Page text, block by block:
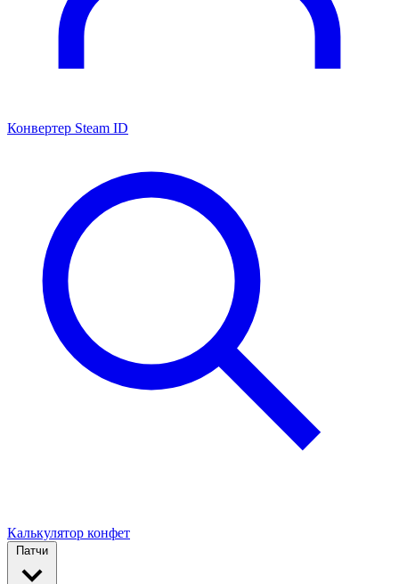
Конвертер Steam ID
Калькулятор конфет
Патчи